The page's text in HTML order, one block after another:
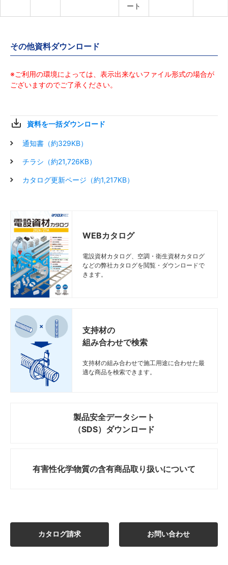
ート
ート
ート
ート
その他資料ダウンロード
※ご利用の環境によっては、表示出来ないファイル形式の場合が
ございますのでご了承ください。
資料を一括ダウンロード
通知書（約329KB）
チラシ（約21,726KB）
カタログ更新ページ（約1,217KB）
WEBカタログ
電設資材カタログ、空調・衛生資材カタログ
などの弊社カタログを閲覧・ダウンロードで
きます。
支持材の
組み合わせで検索
支持材の組み合わせで施工用途に合わせた最
適な商品を検索できます。
製品安全データシート
（SDS）ダウンロード
有害性化学物質の含有商品取り扱いについて
カタログ請求 お問い合わせ